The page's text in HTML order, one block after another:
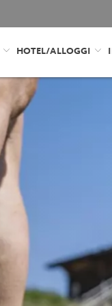
HOTEL/ALLOGGI